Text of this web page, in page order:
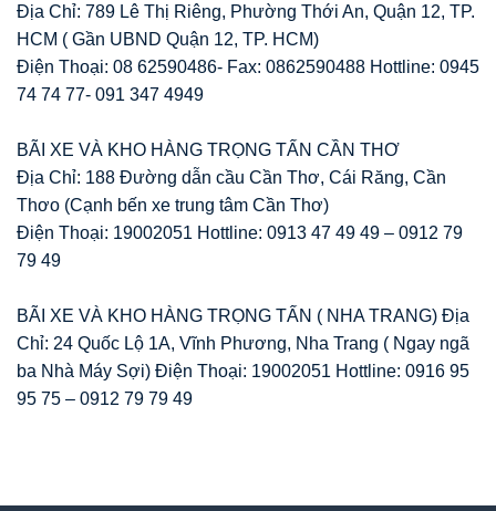
Địa Chỉ: 789 Lê Thị Riêng, Phường Thới An, Quận 12, TP.
HCM ( Gần UBND Quận 12, TP. HCM)
Điện Thoại: 08 62590486- Fax: 0862590488 Hottline: 0945
74 74 77- 091 347 4949
BÃI XE VÀ KHO HÀNG TRỌNG TẤN CẦN THƠ
Địa Chỉ: 188 Đường dẫn cầu Cần Thơ, Cái Răng, Cần
Thơo (Cạnh bến xe trung tâm Cần Thơ)
Điện Thoại: 19002051 Hottline: 0913 47 49 49 – 0912 79
79 49
BÃI XE VÀ KHO HÀNG TRỌNG TẤN ( NHA TRANG) Địa
Chỉ: 24 Quốc Lộ 1A, Vĩnh Phương, Nha Trang ( Ngay ngã
ba Nhà Máy Sợi) Điện Thoại: 19002051 Hottline: 0916 95
95 75 – 0912 79 79 49